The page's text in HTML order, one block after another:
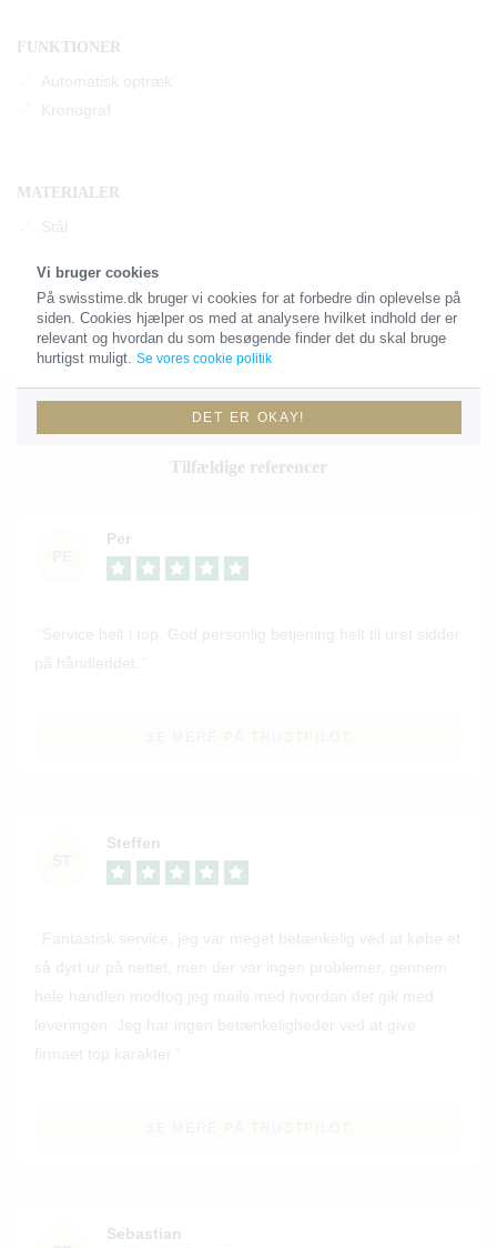
FUNKTIONER
Automatisk optræk
Kronograf
MATERIALER
Stål
Tilfældige referencer
Per
Service helt i top. God personlig betjening helt til uret sidder
på håndleddet.
Steffen
Fantastisk service, jeg var meget betænkelig ved at købe et
så dyrt ur på nettet, men der var ingen problemer, gennem
hele handlen modtog jeg mails med hvordan det gik med
leveringen. Jeg har ingen betænkeligheder ved at give
firmaet top karakter
Sebastian
Vi bruger cookies
På swisstime.dk bruger vi cookies for at forbedre din oplevelse på
siden. Cookies hjælper os med at analysere hvilket indhold der er
relevant og hvordan du som besøgende finder det du skal bruge
hurtigst muligt. Se vores cookie politik
DET ER OKAY!